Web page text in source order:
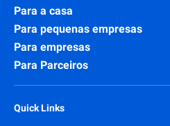
Para a casa
Para pequenas empresas
Para empresas
Para Parceiros
Quick Links